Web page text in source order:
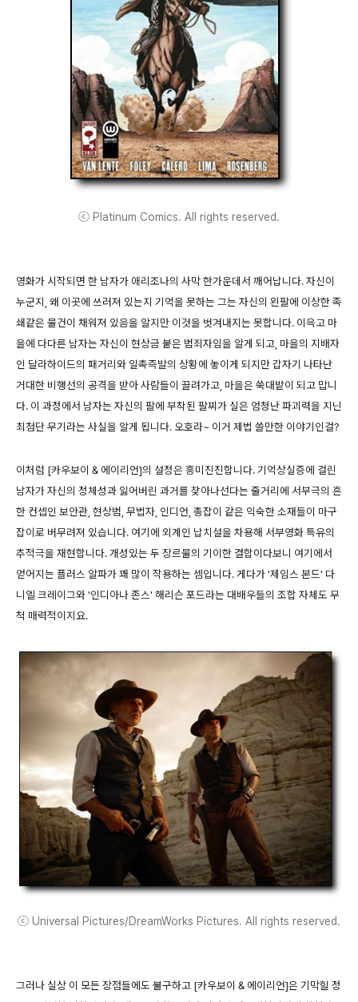
ⓒ Platinum Comics. All rights reserved.
영화가 시작되면 한 남자가 애리조나의 사막 한가운데서 깨어납니다. 자신이
누군지, 왜 이곳에 쓰러져 있는지 기억을 못하는 그는 자신의 왼팔에 이상한 족
쇄같은 물건이 채워져 있음을 알지만 이것을 벗겨내지는 못합니다. 이윽고 마
을에 다다른 남자는 자신이 현상금 붙은 범죄자임을 알게 되고, 마을의 지배자
인 달라하이드의 패거리와 일촉즉발의 상황에 놓이게 되지만 갑자기 나타난
거대한 비행선의 공격을 받아 사람들이 끌려가고, 마을은 쑥대밭이 되고 맙니
다. 이 과정에서 남자는 자신의 팔에 부착된 팔찌가 실은 엄청난 파괴력을 지닌
최첨단 무기라는 사실을 알게 됩니다. 오호라~ 이거 제법 쓸만한 이야기인걸?
이처럼 [카우보이 & 에이리언]의 설정은 흥미진진합니다. 기억상실증에 걸린
남자가 자신의 정체성과 잃어버린 과거를 찾아나선다는 줄거리에 서부극의 흔
한 컨셉인 보안관, 현상범, 무법자, 인디언, 총잡이 같은 익숙한 소재들이 마구
잡이로 버무려져 있습니다. 여기에 외계인 납치설을 차용해 서부영화 특유의
추적극을 재현합니다. 개성있는 두 장르물의 기이한 결합이다보니 여기에서
얻어지는 플러스 알파가 꽤 많이 작용하는 셈입니다. 게다가 '제임스 본드' 다
니엘 크레이그와 '인디아나 존스' 해리슨 포드라는 대배우들의 조합 자체도 무
척 매력적이지요.
ⓒ Universal Pictures/DreamWorks Pictures. All rights reserved.
그러나 실상 이 모든 장점들에도 불구하고 [카우보이 & 에이리언]은 기막힐 정